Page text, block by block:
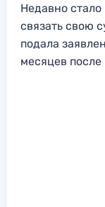
Недавно
связать свою
подала
месяцев